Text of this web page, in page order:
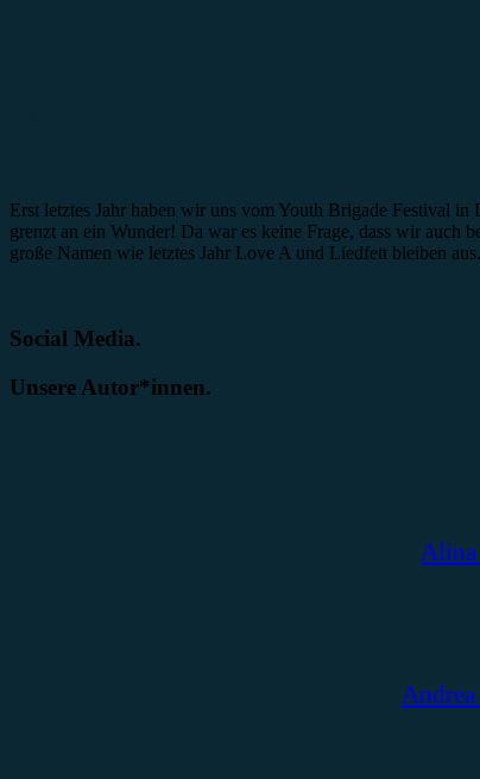
Erst letztes Jahr haben wir uns vom Youth Brigade Festival
grenzt an ein Wunder! Da war es keine Frage, dass wir auch
große Namen wie letztes Jahr Love A und Liedfett bleiben
Social Media.
Unsere Autor*innen.